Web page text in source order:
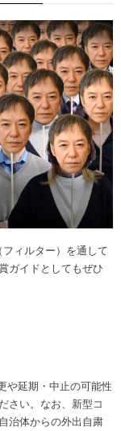
ィルター）を通して
ガイドとしてもぜひ
や延期・中止の可能性
さい。なお、新型コ
治体からの外出自粛